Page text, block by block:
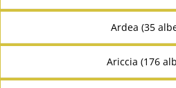
Ardea (35
Ariccia (176